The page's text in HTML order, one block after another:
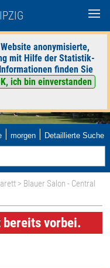
anonymisierte,
mit Hilfe der Statistik-
finden Sie
ich bin einverstanden
| morgen | Detaillierte Suche
> Blauer Salon - Central
bereits vorbei.